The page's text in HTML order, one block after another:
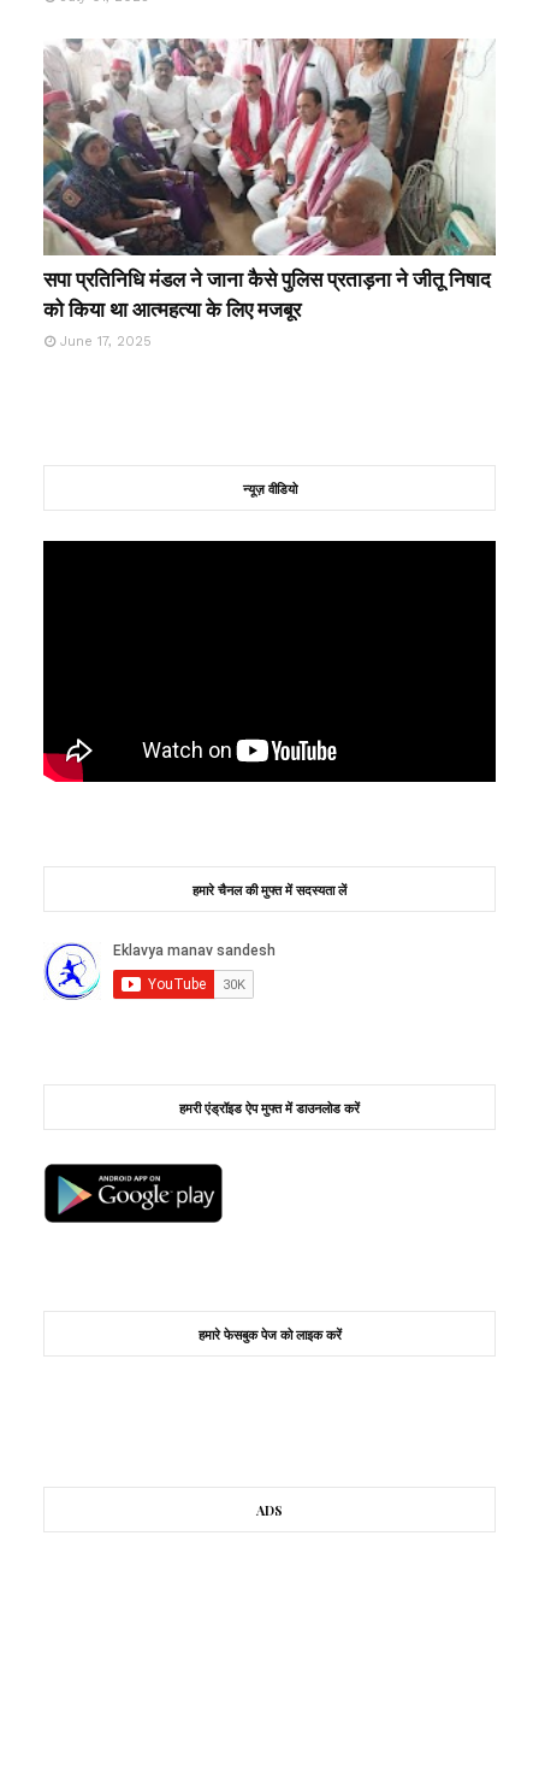
सपा प्रतिनिधि मंडल ने जाना कैसे पुलिस प्रताड़ना ने जीतू निषाद
को किया था आत्महत्या के लिए मजबूर
June 17, 2025
न्यूज़ वीडियो
हमारे चैनल की मुफ्त में सदस्यता लें
हमरी एंड्रॉइड ऐप मुफ्त में डाउनलोड करें
हमारे फेसबुक पेज को लाइक करें
ADS